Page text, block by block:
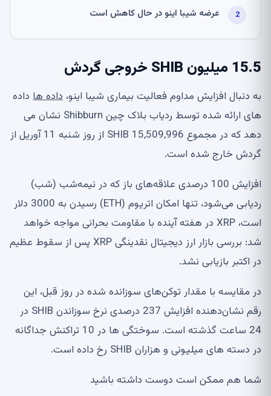
عرضه شیبا اینو در حال کاهش است
15.5 میلیون SHIB خروجی گردش
به دنبال افزایش مداوم فعالیت بیماری شیبا اینو، داده ها داده
های ارائه شده توسط ردیاب بلاک چین Shibburn نشان می
دهد که در مجموع 15,509,996 SHIB از روز شنبه 11 آوریل از
گردش خارج شده است.
افزایش 100 درصدی علاقه‌های باز که در نیمه‌شب (شب)
ردیابی می‌شود، تنها امکان اتریوم (ETH) رسیدن به 3000 دلار
است، XRP در هفته آینده با مقاومت بحرانی مواجه خواهد
شد: بررسی بازار ارز دیجیتال نقدینگی XRP پس از سقوط عظیم
در اکتبر بازیابی نشد.
در مقایسه با مقدار توکن‌های سوزانده شده در روز قبل، این
رقم نشان‌دهنده افزایش 237 درصدی نرخ سوزاندن SHIB در
24 ساعت گذشته است. سوختگی ها در 10 تراکنش جداگانه
در دسته های میلیونی و هزاران SHIB رخ داده است.
شما هم ممکن است دوست داشته باشید